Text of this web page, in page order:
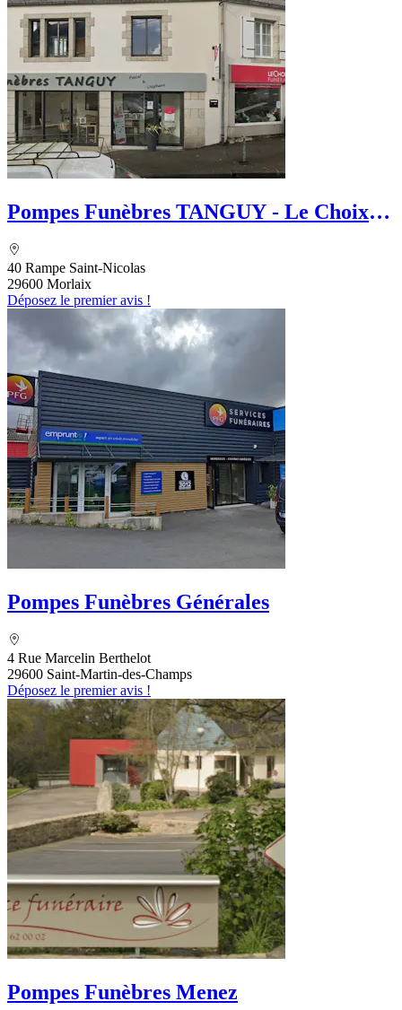
Pompes Funèbres TANGUY - Le Choix
40 Rampe Saint-Nicolas
29600 Morlaix
Déposez le premier avis !
Pompes Funèbres Générales
4 Rue Marcelin Berthelot
29600 Saint-Martin-des-Champs
Déposez le premier avis !
Pompes Funèbres Menez